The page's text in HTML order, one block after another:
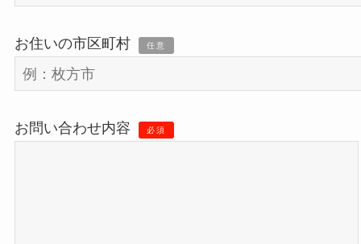
お住いの市区町村 任意
お問い合わせ内容 必須